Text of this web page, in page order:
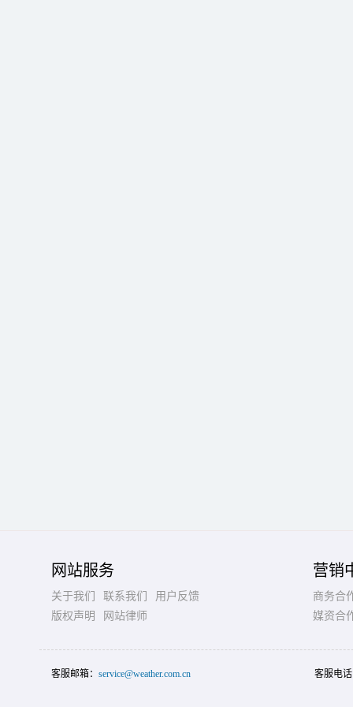
网站服务
关于我们 联系我们
用户反馈
版权声明
网站律师
营销
商务合
媒资合
客服邮箱： service@weather.com.cn 客服电